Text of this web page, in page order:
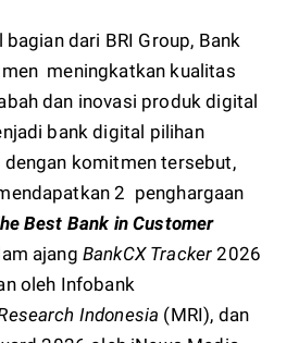
dari BRI Group, Bank
meningkatkan kualitas
dan inovasi produk digital
bank digital pilihan
dengan komitmen tersebut,
2 penghargaan
Best Bank in Customer
ajang BankCX Tracker 2026
oleh Infobank
Indonesia (MRI), dan